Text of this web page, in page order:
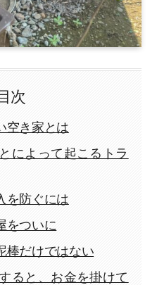
次
空き家とは
によって起こるトラ
を防ぐには
をついに
棒だけではない
ると、お金を掛けて